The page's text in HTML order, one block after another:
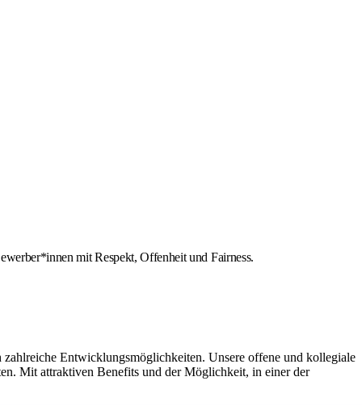
mit Respekt, Offenheit und Fairness.
Entwicklungsmöglichkeiten. Unsere offene und kollegiale
Mit attraktiven Benefits und der Möglichkeit, in einer der